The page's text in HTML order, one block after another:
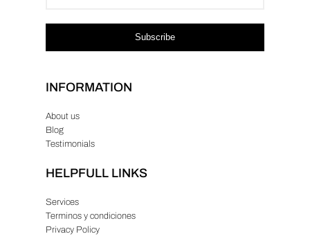
Subscribe
INFORMATION
About us
Blog
Testimonials
HELPFULL LINKS
Services
Terminos y condiciones
Privacy Policy